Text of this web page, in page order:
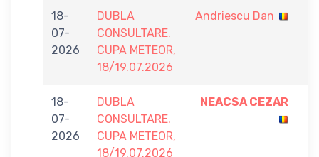
18-
07-
2026
DUBLA
CONSULTARE.
CUPA METEOR,
18/19.07.2026
Andriescu Dan
18-
07-
2026
DUBLA
CONSULTARE.
CUPA METEOR,
18/19.07.2026
NEACSA CEZAR